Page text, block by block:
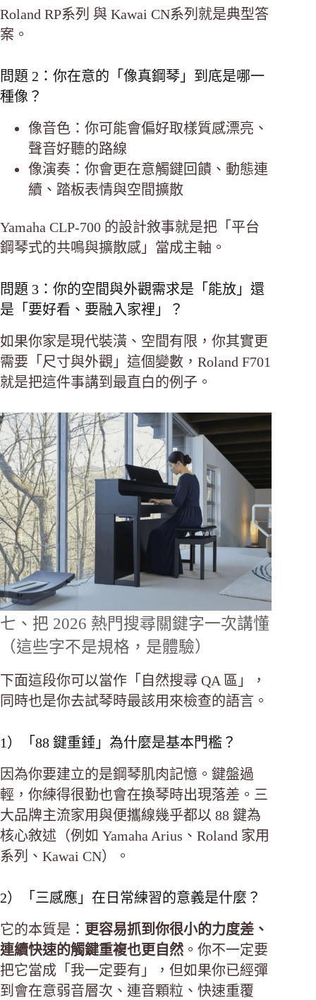
Roland RP系列 與 Kawai CN系列就是典型答
案。
問題 2：你在意的「像真鋼琴」到底是哪一
種像？
像音色：你可能會偏好取樣質感漂亮、
聲音好聽的路線
像演奏：你會更在意觸鍵回饋、動態連
續、踏板表情與空間擴散
Yamaha CLP-700 的設計敘事就是把「平台
鋼琴式的共鳴與擴散感」當成主軸。
問題 3：你的空間與外觀需求是「能放」還
是「要好看、要融入家裡」？
如果你家是現代裝潢、空間有限，你其實更
需要「尺寸與外觀」這個變數，Roland F701
就是把這件事講到最直白的例子。
七、把 2026 熱門搜尋關鍵字一次講懂
（這些字不是規格，是體驗）
下面這段你可以當作「自然搜尋 QA 區」，
同時也是你去試琴時最該用來檢查的語言。
1）「88 鍵重錘」為什麼是基本門檻？
因為你要建立的是鋼琴肌肉記憶。鍵盤過
輕，你練得很勤也會在換琴時出現落差。三
大品牌主流家用與便攜線幾乎都以 88 鍵為
核心敘述（例如 Yamaha Arius、Roland 家用
系列、Kawai CN）。
2）「三感應」在日常練習的意義是什麼？
它的本質是： 更容易抓到你很小的力度差、
連續快速的觸鍵重複也更自然 。你不一定要
把它當成「我一定要有」，但如果你已經彈
到會在意弱音層次、連音顆粒、快速重覆